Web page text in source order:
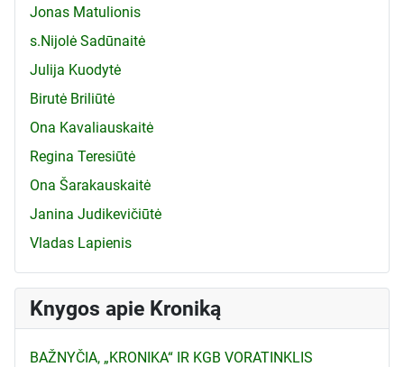
Jonas Matulionis
s.Nijolė Sadūnaitė
Julija Kuodytė
Birutė Briliūtė
Ona Kavaliauskaitė
Regina Teresiūtė
Ona Šarakauskaitė
Janina Judikevičiūtė
Vladas Lapienis
Knygos apie Kroniką
BAŽNYČIA, „KRONIKA“ IR KGB VORATINKLIS